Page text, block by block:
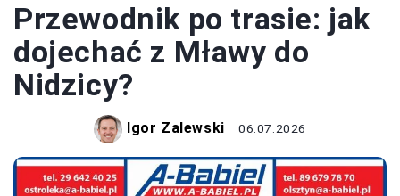
Przewodnik po trasie: jak
dojechać z Mławy do
Nidzicy?
Igor Zalewski 06.07.2026